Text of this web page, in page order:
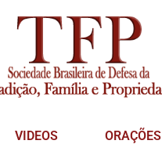
VIDEOS ORAÇÕES